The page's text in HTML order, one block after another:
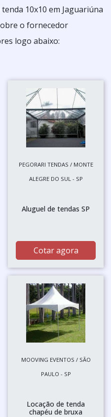
10x10 em Jaguariúna
o fornecedor
logo abaixo:
PEGORARI TENDAS / MONTE
ALEGRE DO SUL - SP
Aluguel de tendas SP
Cotar agora
MOOVING EVENTOS / SÃO
PAULO - SP
Locação de tenda
chapéu de bruxa